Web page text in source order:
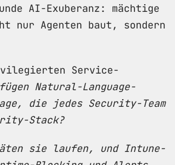
AI-Exuberanz: mächtige
nur Agenten baut, sondern
Service-
Natural-Language-
die jedes Security-Team
Stack?
sie laufen, und Intune-